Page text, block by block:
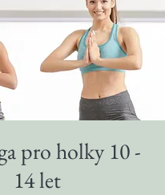
pro holky 10 -
14 let